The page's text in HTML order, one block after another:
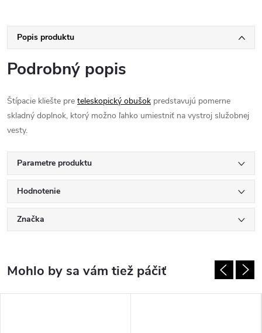
Popis produktu
Podrobný popis
Štípacie kliešte pre teleskopický obušok predstavujú pomerne
skladný doplnok, ktorý možno ľahko umiestniť na vystroj služobnej
vesty.
Parametre produktu
Hodnotenie
Značka